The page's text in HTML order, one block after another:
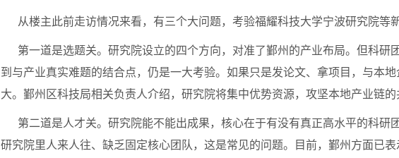
从楼主此前走访情况来看，有三个大问题，考验福耀科技大学宁波研究院等新
第一道是选题关。研究院设立的四个方向，对准了鄞州的产业布局。但科研
到与产业真实难题的结合点，仍是一大考验。如果只是发论文、拿项目，与本
大。鄞州区科技局相关负责人介绍，研究院将集中优势资源，攻坚本地产业链的
第二道是人才关。研究院能不能出成果，核心在于有没有真正高水平的科研
研究院里人来人往、缺乏固定核心团队，这是常见的问题。目前，鄞州方面已表